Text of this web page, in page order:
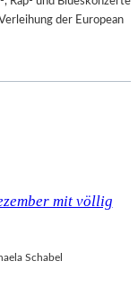
der European
mit völlig
Schabel